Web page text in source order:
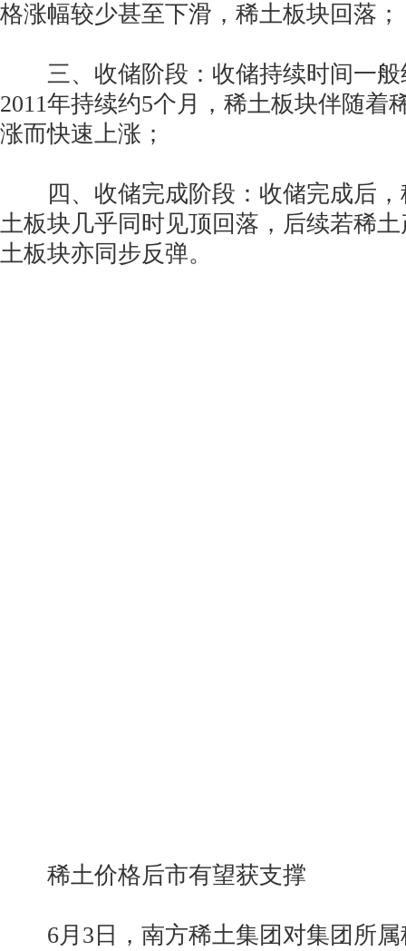
格涨幅较少甚至下滑，稀土板块回落；
三、收储阶段：收储持续时间一般
2011年持续约5个月，稀土板块伴随着
涨而快速上涨；
四、收储完成阶段：收储完成后，
土板块几乎同时见顶回落，后续若稀
土板块亦同步反弹。
稀土价格后市有望获支撑
6月3日，南方稀土集团对集团所属